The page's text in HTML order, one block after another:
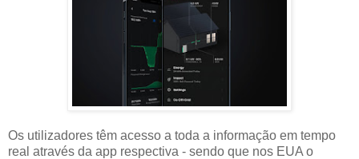
Os utilizadores têm acesso a toda a informação em tempo
real através da app respectiva - sendo que nos EUA o